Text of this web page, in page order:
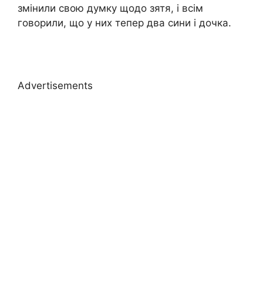
змінили свою думку щодо зятя, і всім
говорили, що у них тепер два сини і дочка.
Advertisements